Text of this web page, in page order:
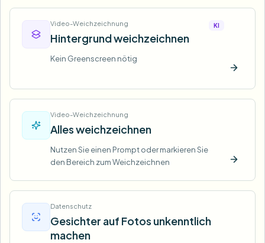
Video-Weichzeichnung
Hintergrund weichzeichnen
KI
Kein Greenscreen nötig
Jetzt
Video-Weichzeichnung
Alles weichzeichnen
Nutzen Sie einen Prompt oder markieren Sie
den Bereich zum Weichzeichnen
Jetzt
Datenschutz
Gesichter auf Fotos unkenntlich
machen